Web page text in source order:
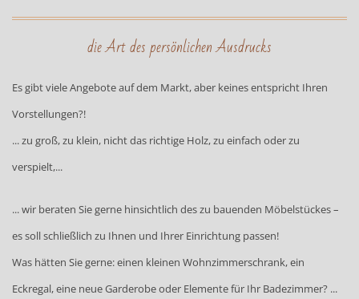
die Art des persönlichen Ausdrucks
Es gibt viele Angebote auf dem Markt, aber keines entspricht Ihren
Vorstellungen?!
... zu groß, zu klein, nicht das richtige Holz, zu einfach oder zu
verspielt,...
... wir beraten Sie gerne hinsichtlich des zu bauenden Möbelstückes –
es soll schließlich zu Ihnen und Ihrer Einrichtung passen!
Was hätten Sie gerne: einen kleinen Wohnzimmerschrank, ein
Eckregal, eine neue Garderobe oder Elemente für Ihr Badezimmer? ...